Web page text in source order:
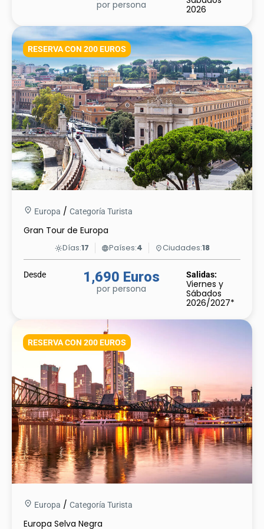
por persona
2026
RESERVA CON 200 EUROS
Europa / Categoría Turista
Gran Tour de Europa
light_modeDías:17 languagePaíses:4 placeCiudades:18
Desde 1,690 Euros
por persona
Salidas:
Viernes y
Sábados
2026/2027*
RESERVA CON 200 EUROS
Europa / Categoría Turista
Europa Selva Negra